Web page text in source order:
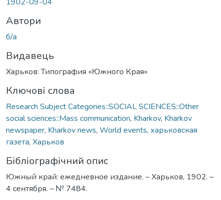
Автори
б/а
Видавець
Харьков: Типография «Южного Края»
Ключові слова
Research Subject Categories::SOCIAL SCIENCES::Other
social sciences::Mass communication, Kharkov, Kharkov
newspaper, Kharkov news, World events, харьковская
газета, Харьков
Бібліографічний опис
Южный край: ежедневное издание. – Харьков, 1902. –
4 сентября. – № 7484.